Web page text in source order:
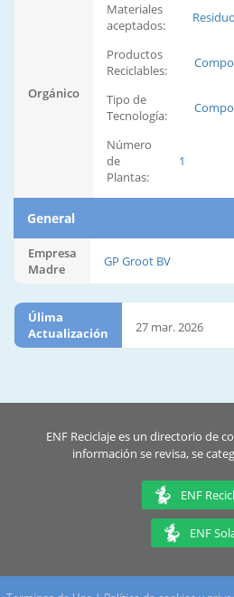
Orgánico
Materiales
aceptados:
Productos
Reciclables:
Tipo de
Tecnología:
Número
de
Plantas:
1
General
Empresa
Madre
GP Groot BV
Úlima
Actualización
27 mar. 2026
ENF Reciclaje es un directorio de
información se revisa, se
ENF
ENF